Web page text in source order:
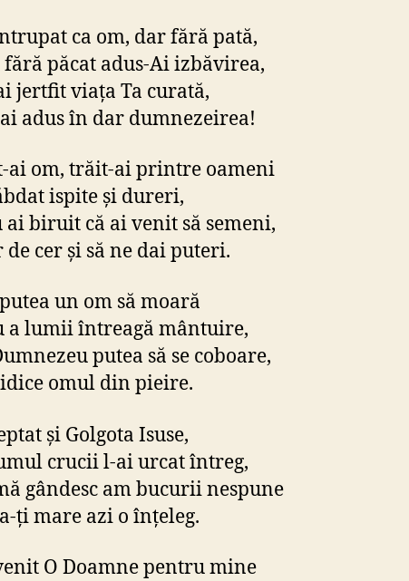
ca om, dar fără pată,
păcat adus-Ai izbăvirea,
jertfit viaţa Ta curată,
adus în dar dumnezeirea!
ai om, trăit-ai printre oameni
ispite şi dureri,
ai biruit că ai venit să semeni,
cer şi să ne dai puteri.
un om să moară
a lumii întreagă mântuire,
putea să se coboare,
omul din pieire.
şi Golgota Isuse,
crucii l-ai urcat întreg,
gândesc am bucurii nespune
ţi mare azi o înţeleg.
O Doamne pentru mine